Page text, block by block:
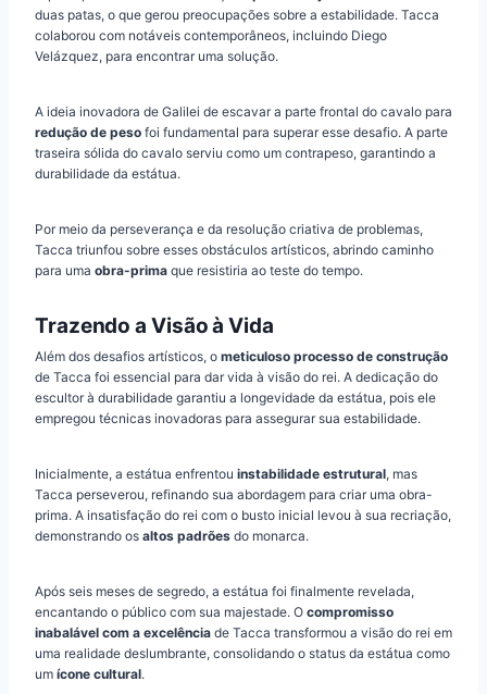
duas patas, o que gerou preocupações sobre a estabilidade. Tacca
colaborou com notáveis contemporâneos, incluindo Diego
Velázquez, para encontrar uma solução.
A ideia inovadora de Galilei de escavar a parte frontal do cavalo para
redução de peso foi fundamental para superar esse desafio. A parte
traseira sólida do cavalo serviu como um contrapeso, garantindo a
durabilidade da estátua.
Por meio da perseverança e da resolução criativa de problemas,
Tacca triunfou sobre esses obstáculos artísticos, abrindo caminho
para uma obra-prima que resistiria ao teste do tempo.
Trazendo a Visão à Vida
Além dos desafios artísticos, o meticuloso processo de construção
de Tacca foi essencial para dar vida à visão do rei. A dedicação do
escultor à durabilidade garantiu a longevidade da estátua, pois ele
empregou técnicas inovadoras para assegurar sua estabilidade.
Inicialmente, a estátua enfrentou instabilidade estrutural, mas
Tacca perseverou, refinando sua abordagem para criar uma obra-
prima. A insatisfação do rei com o busto inicial levou à sua recriação,
demonstrando os altos padrões do monarca.
Após seis meses de segredo, a estátua foi finalmente revelada,
encantando o público com sua majestade. O compromisso
inabalável com a excelência de Tacca transformou a visão do rei em
uma realidade deslumbrante, consolidando o status da estátua como
um ícone cultural.